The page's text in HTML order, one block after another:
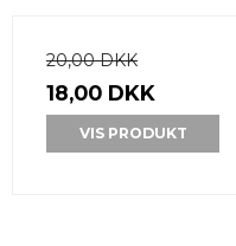
20,00 DKK
18,00 DKK
VIS PRODUKT